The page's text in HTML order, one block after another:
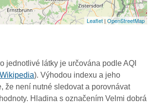
Leaflet|OpenStreetMap
jednotlivé látky je určována podle AQI
Wikipedia). Výhodou indexu a jeho
že není nutné sledovat a porovnávat
Hladina s označením Velmi dobrá